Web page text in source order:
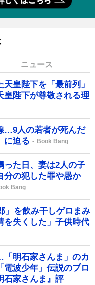
ニュース
皇陛下を「最前列」
陛下が尊敬される理
…9人の若者が死んだ
に迫る
Book Bang
った日、妻は2人の子
の犯した罪や愚か
Bang
」を飲み干しゲロまみ
失くした」子供時代
明石家さんま」のカ
波少年」伝説のプロ
石家さんま』評